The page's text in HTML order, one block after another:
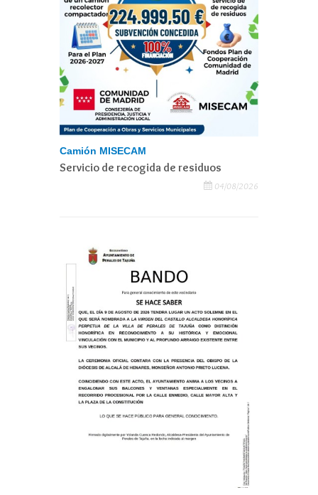
Camión MISECAM
Servicio de recogida de residuos
04/08/2026